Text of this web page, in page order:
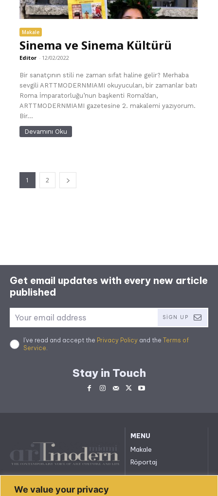
We value your privacy
Makale
Sinema ve Sinema Kültürü
Editor - 12/02/2022
Bir sanatçının stili ne zaman sıfat haline gelir? Merhaba
sevgili ARTTMODERNMIAMI okuyucuları, bir zamanlar batı
Roma İmparatorluğu’nun başkenti Roma’dan,
ARTTMODERNMIAMI gazetesine 2. makalemi yazıyorum.
Bir...
Devamını Oku
1 2
Get email updates with every new article
published
SIGN UP
I've read and accept the Privacy Policy and the Terms of
Service
Stay in Touch
arttmodernmiami.com
MENU
Makale
Röportaj